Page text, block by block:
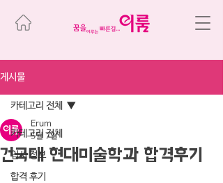
게시물
카테고리 전체
입시 정보
합격 후기
카테고리 전체
건국대 현대미술학과 합격후기
Erum
5월 7일